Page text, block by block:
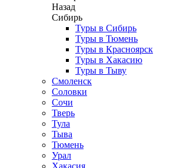
Назад
Сибирь
Туры в Сибирь
Туры в Тюмень
Туры в Красноярск
Туры в Хакасию
Туры в Тыву
Смоленск
Соловки
Сочи
Тверь
Тула
Тыва
Тюмень
Урал
Хакасия